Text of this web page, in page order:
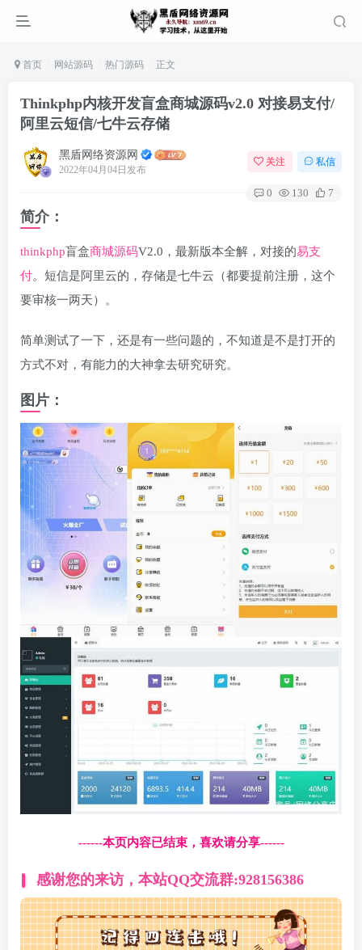
首页 网站源码 热门源码 正文
Thinkphp内核开发盲盒商城源码v2.0 对接易支付/
阿里云短信/七牛云存储
黑盾网络资源网
2022年04月04日发布
关注 私信
0 130 7
简介：
thinkphp盲盒商城源码V2.0，最新版本全解，对接的易支
付。短信是阿里云的，存储是七牛云（都要提前注册，这个
要审核一两天）。
简单测试了一下，还是有一些问题的，不知道是不是打开的
方式不对，有能力的大神拿去研究研究。
图片：
------本页内容已结束，喜欢请分享------
感谢您的来访，本站QQ交流群:928156386